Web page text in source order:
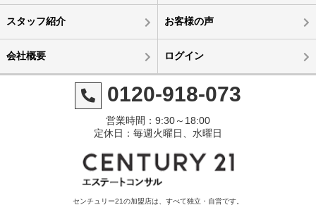
スタッフ紹介 お客様の声
会社概要 ログイン
0120-918-073
営業時間：9:30～18:00
定休日：毎週火曜日、水曜日
センチュリー21の加盟店は、すべて独立・自営です。